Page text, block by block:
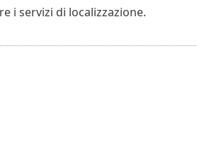
i servizi di localizzazione.